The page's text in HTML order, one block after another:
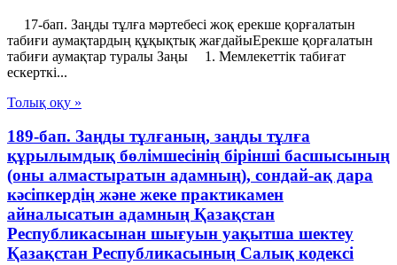
17-бап. Заңды тұлға мәртебесi жоқ ерекше қорғалатын
табиғи аумақтардың құқықтық жағдайыЕрекше қорғалатын
табиғи аумақтар туралы Заңы 1. Мемлекеттiк табиғат
ескерткi...
Толық оқу »
189-бап. Заңды тұлғаның, заңды тұлға
құрылымдық бөлімшесінің бірінші басшысының
(оны алмастыратын адамның), сондай-ақ дара
кәсіпкердің және жеке практикамен
айналысатын адамның Қазақстан
Республикасынан шығуын уақытша шектеу
Қазақстан Республикасының Салық кодексі